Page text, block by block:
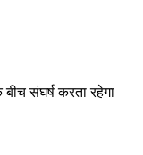
संघर्ष करता रहेगा